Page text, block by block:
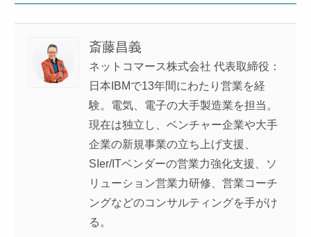
斎藤昌義
ネットコマース株式会社 代表取締役：
日本IBMで13年間にわたり営業を経
験。電気、電子の大手製造業を担当。
現在は独立し、ベンチャー企業や大手
企業の新規事業の立ち上げ支援、
SIer/ITベンダーの営業力強化支援、ソ
リューション営業力研修、営業コーチ
ングなどのコンサルティングを手がけ
る。